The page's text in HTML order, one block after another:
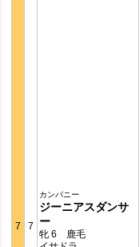
7 7
カンパニー
ジーニアスダンサ
ー
牝 6 鹿毛